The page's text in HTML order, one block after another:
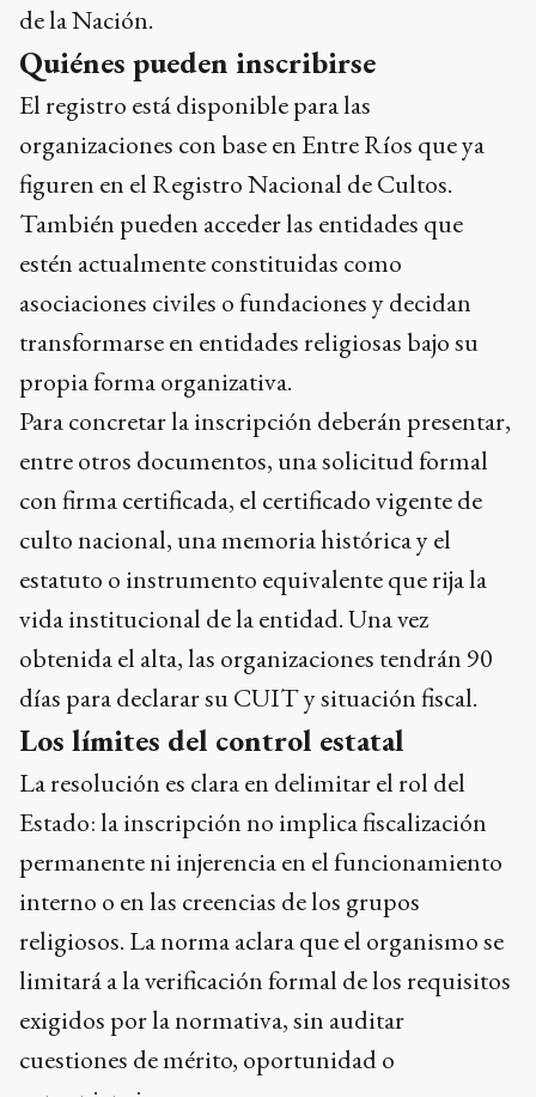
de la Nación.
Quiénes pueden inscribirse
El registro está disponible para las
organizaciones con base en Entre Ríos que ya
figuren en el Registro Nacional de Cultos.
También pueden acceder las entidades que
estén actualmente constituidas como
asociaciones civiles o fundaciones y decidan
transformarse en entidades religiosas bajo su
propia forma organizativa.
Para concretar la inscripción deberán presentar,
entre otros documentos, una solicitud formal
con firma certificada, el certificado vigente de
culto nacional, una memoria histórica y el
estatuto o instrumento equivalente que rija la
vida institucional de la entidad. Una vez
obtenida el alta, las organizaciones tendrán 90
días para declarar su CUIT y situación fiscal.
Los límites del control estatal
La resolución es clara en delimitar el rol del
Estado: la inscripción no implica fiscalización
permanente ni injerencia en el funcionamiento
interno o en las creencias de los grupos
religiosos. La norma aclara que el organismo se
limitará a la verificación formal de los requisitos
exigidos por la normativa, sin auditar
cuestiones de mérito, oportunidad o